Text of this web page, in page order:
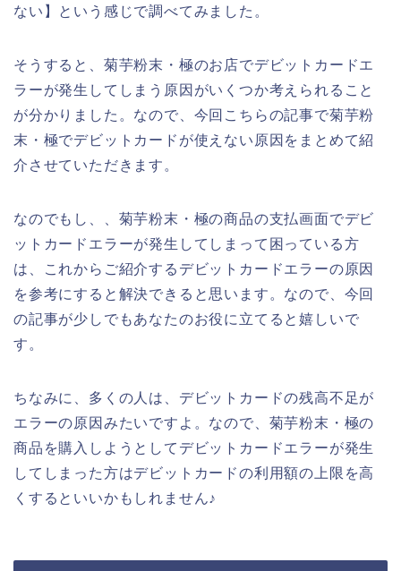
ない】という感じで調べてみました。
そうすると、菊芋粉末・極のお店でデビットカードエ
ラーが発生してしまう原因がいくつか考えられること
が分かりました。なので、今回こちらの記事で菊芋粉
末・極でデビットカードが使えない原因をまとめて紹
介させていただきます。
なのでもし、、菊芋粉末・極の商品の支払画面でデビ
ットカードエラーが発生してしまって困っている方
は、これからご紹介するデビットカードエラーの原因
を参考にすると解決できると思います。なので、今回
の記事が少しでもあなたのお役に立てると嬉しいで
す。
ちなみに、多くの人は、デビットカードの残高不足が
エラーの原因みたいですよ。なので、菊芋粉末・極の
商品を購入しようとしてデビットカードエラーが発生
してしまった方はデビットカードの利用額の上限を高
くするといいかもしれません♪